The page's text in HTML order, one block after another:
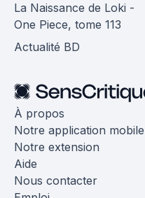
La Naissance de Loki -
One Piece, tome 113
Actualité BD
À propos
Notre application mobile
Notre extension
Aide
Nous contacter